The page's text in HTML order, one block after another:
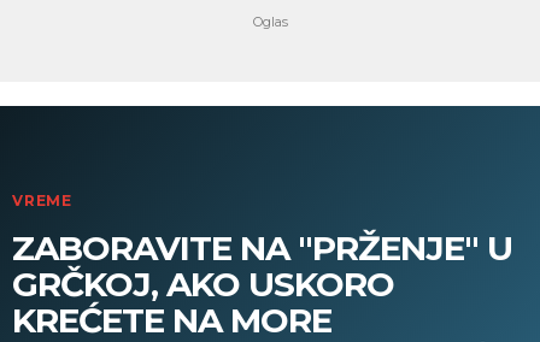
VREME
ZABORAVITE NA "PRŽENJE" U
GRČKOJ, AKO USKORO
KREĆETE NA MORE